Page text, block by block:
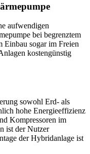
aufwendigen
bei begrenztem
Einbau sogar im Freien
kostengünstig
sowohl Erd- als
hohe Energieeffizienz
Kompressoren im
ist der Nutzer
der Hybridanlage ist